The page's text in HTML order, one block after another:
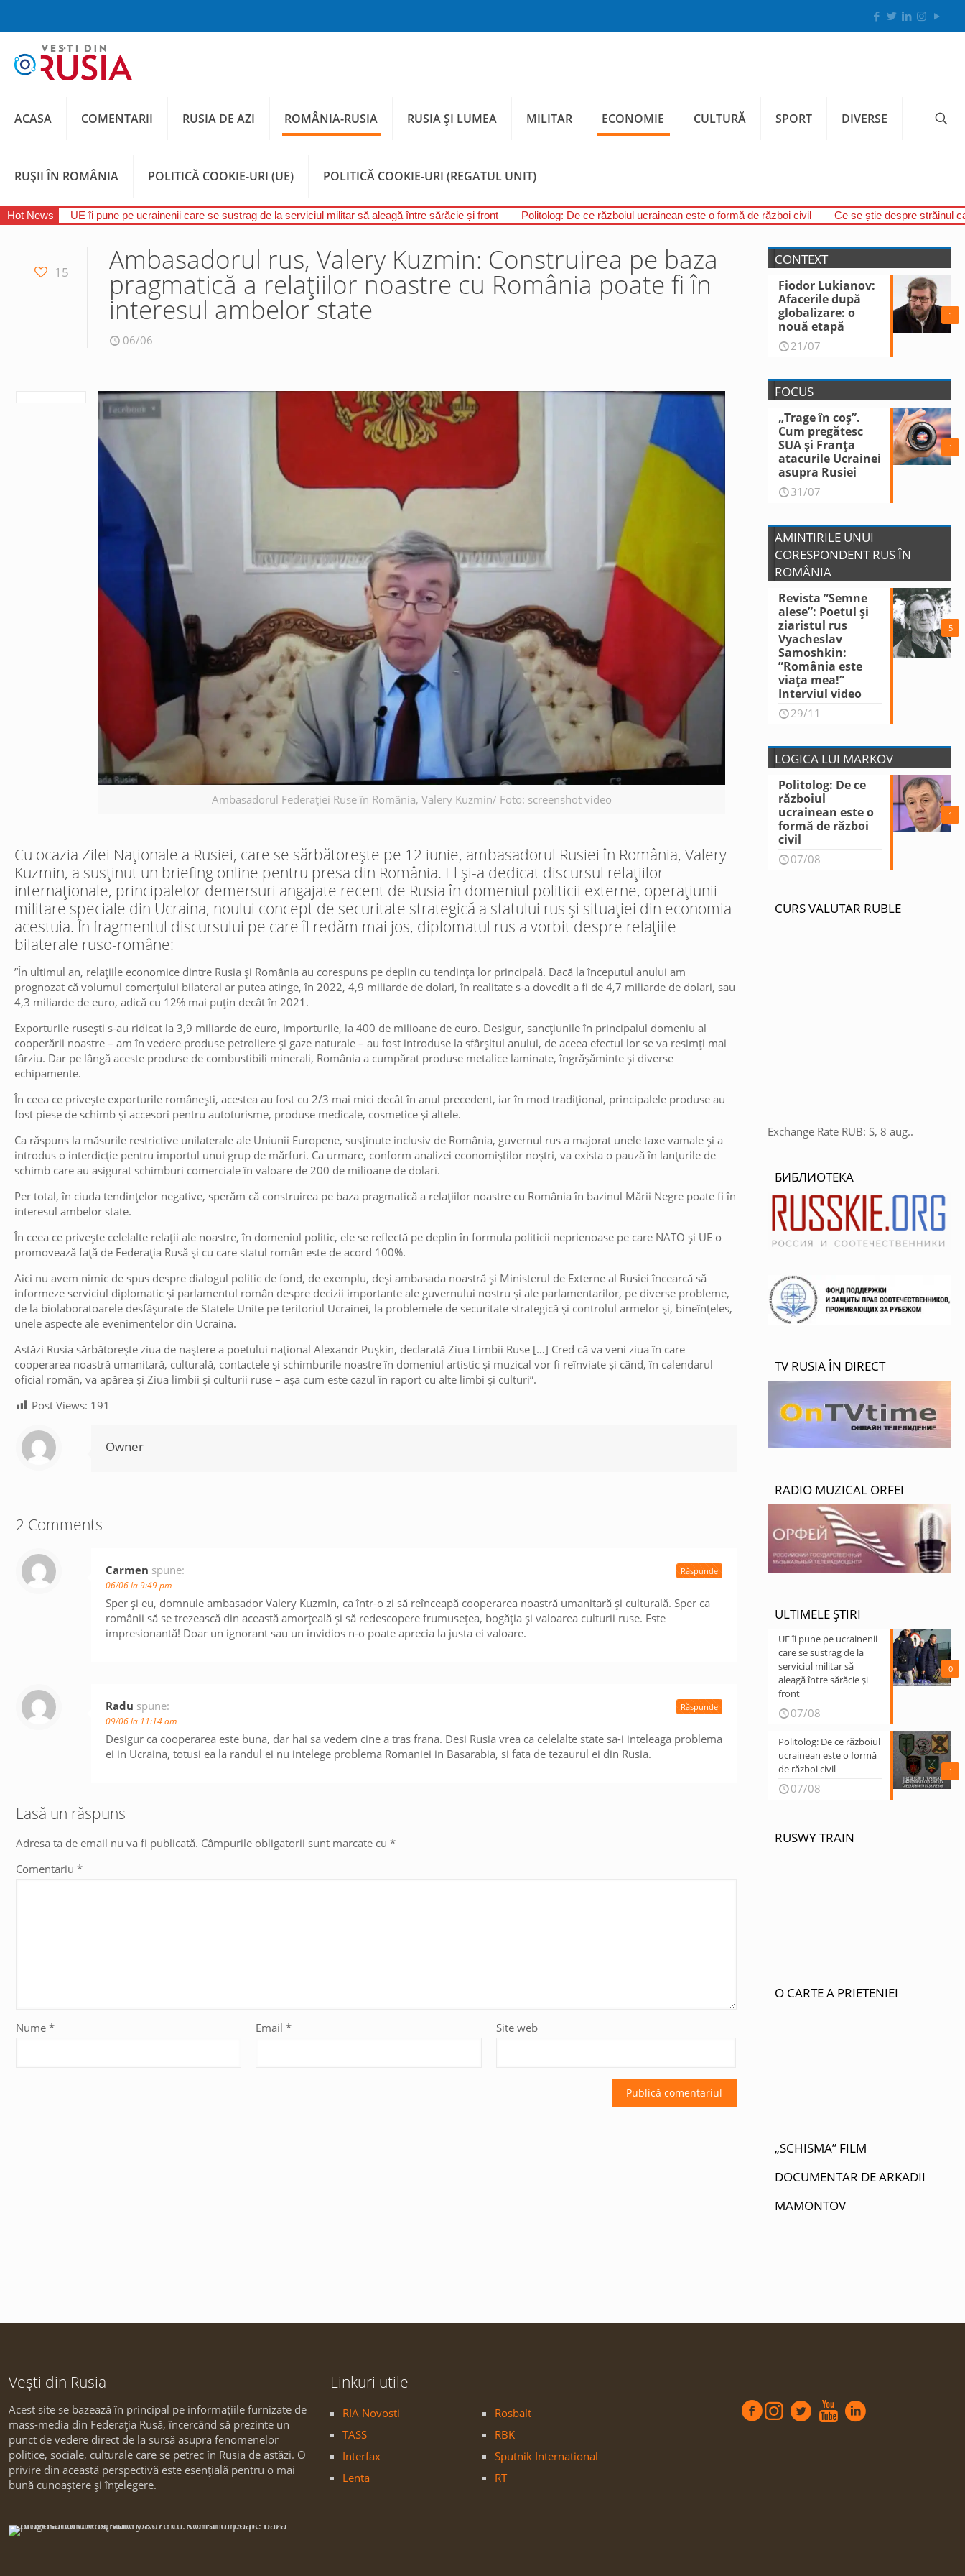
ACASA COMENTARII RUSIA DE AZI ROMÂNIA-RUSIA RUSIA ȘI LUMEA MILITAR ECONOMIE CULTURĂ SPORT DIVERSE
RUȘII ÎN ROMÂNIA POLITICĂ COOKIE-URI (UE) POLITICĂ COOKIE-URI (REGATUL UNIT)
Hot News UE îi pune pe ucrainenii care se sustrag de la serviciul militar să aleagă între sărăcie și front Politolog: De ce războiul ucrainean este o formă de război civil Ce se știe despre străinul
15 Ambasadorul rus, Valery Kuzmin: Construirea pe baza
pragmatică a relațiilor noastre cu România poate fi în
interesul ambelor state
06/06
Ambasadorul Federației Ruse în România, Valery Kuzmin/ Foto: screenshot video
Cu ocazia Zilei Naționale a Rusiei, care se sărbătorește pe 12 iunie, ambasadorul Rusiei în România, Valery
Kuzmin, a susținut un briefing online pentru presa din România. El și-a dedicat discursul relațiilor
internaționale, principalelor demersuri angajate recent de Rusia în domeniul politicii externe, operațiunii
militare speciale din Ucraina, noului concept de securitate strategică a statului rus și situației din economia
acestuia. În fragmentul discursului pe care îl redăm mai jos, diplomatul rus a vorbit despre relațiile
bilaterale ruso-române:
”În ultimul an, relațiile economice dintre Rusia și România au corespuns pe deplin cu tendința lor principală. Dacă la începutul anului am
prognozat că volumul comerțului bilateral ar putea atinge, în 2022, 4,9 miliarde de dolari, în realitate s-a dovedit a fi de 4,7 miliarde de dolari, sau
4,3 miliarde de euro, adică cu 12% mai puțin decât în 2021.
Exporturile rusești s-au ridicat la 3,9 miliarde de euro, importurile, la 400 de milioane de euro. Desigur, sancțiunile în principalul domeniu al
cooperării noastre – am în vedere produse petroliere și gaze naturale – au fost introduse la sfârșitul anului, de aceea efectul lor se va resimți mai
târziu. Dar pe lângă aceste produse de combustibili minerali, România a cumpărat produse metalice laminate, îngrășăminte și diverse
echipamente.
În ceea ce privește exporturile românești, acestea au fost cu 2/3 mai mici decât în anul precedent, iar în mod tradițional, principalele produse au
fost piese de schimb și accesori pentru autoturisme, produse medicale, cosmetice și altele.
Ca răspuns la măsurile restrictive unilaterale ale Uniunii Europene, susținute inclusiv de România, guvernul rus a majorat unele taxe vamale și a
introdus o interdicție pentru importul unui grup de mărfuri. Ca urmare, conform analizei economiștilor noștri, va exista o pauză în lanțurile de
schimb care au asigurat schimburi comerciale în valoare de 200 de milioane de dolari.
Per total, în ciuda tendințelor negative, sperăm că construirea pe baza pragmatică a relațiilor noastre cu România în bazinul Mării Negre poate fi în
interesul ambelor state.
În ceea ce privește celelalte relații ale noastre, în domeniul politic, ele se reflectă pe deplin în formula politicii neprienoase pe care NATO și UE o
promovează față de Federația Rusă și cu care statul român este de acord 100%.
Aici nu avem nimic de spus despre dialogul politic de fond, de exemplu, deși ambasada noastră și Ministerul de Externe al Rusiei încearcă să
informeze serviciul diplomatic și parlamentul român despre decizii importante ale guvernului nostru și ale parlamentarilor, pe diverse probleme,
de la biolaboratoarele desfășurate de Statele Unite pe teritoriul Ucrainei, la problemele de securitate strategică și controlul armelor și, bineînțeles,
unele aspecte ale evenimentelor din Ucraina.
Astăzi Rusia sărbătorește ziua de naștere a poetului național Alexandr Pușkin, declarată Ziua Limbii Ruse […] Cred că va veni ziua în care
cooperarea noastră umanitară, culturală, contactele și schimburile noastre în domeniul artistic și muzical vor fi reînviate și când, în calendarul
oficial român, va apărea și Ziua limbii și culturii ruse – așa cum este cazul în raport cu alte limbi și culturi”.
Post Views: 191
Owner
2 Comments
Carmen spune:
06/06 la 9:49 pm
Sper și eu, domnule ambasador Valery Kuzmin, ca într-o zi să reînceapă cooperarea noastră umanitară și culturală. Sper ca
românii să se trezească din această amorțeală și să redescopere frumusețea, bogăția și valoarea culturii ruse. Este
impresionantă! Doar un ignorant sau un invidios n-o poate aprecia la justa ei valoare.
Răspunde
Radu spune:
09/06 la 11:14 am
Desigur ca cooperarea este buna, dar hai sa vedem cine a tras frana. Desi Rusia vrea ca celelalte state sa-i inteleaga problema
ei in Ucraina, totusi ea la randul ei nu intelege problema Romaniei in Basarabia, si fata de tezaurul ei din Rusia.
Răspunde
Lasă un răspuns
Adresa ta de email nu va fi publicată. Câmpurile obligatorii sunt marcate cu *
Comentariu *
Nume * Email* Site web
CONTEXT
1
Fiodor Lukianov:
Afacerile după
globalizare: o
nouă etapă
21/07
FOCUS
1
„Trage în coș”.
Cum pregătesc
SUA și Franța
atacurile Ucrainei
asupra Rusiei
31/07
AMINTIRILE UNUI
CORESPONDENT RUS ÎN
ROMÂNIA
5
Revista ”Semne
alese”: Poetul și
ziaristul rus
Vyacheslav
Samoshkin:
”România este
viața mea!”
Interviul video
29/11
LOGICA LUI MARKOV
1
Politolog: De ce
războiul
ucrainean este o
formă de război
civil
07/08
CURS VALUTAR RUBLE
Exchange Rate RUB: S, 8 aug..
БИБЛИОТЕКА
TV RUSIA ÎN DIRECT
RADIO MUZICAL ORFEI
ULTIMELE ȘTIRI
0
UE îi pune pe ucrainenii
care se sustrag de la
serviciul militar să
aleagă între sărăcie și
front
07/08
1
Politolog: De ce războiul
ucrainean este o formă
de război civil
07/08
RUSWY TRAIN
O CARTE A PRIETENIEI
„SCHISMA” FILM
DOCUMENTAR DE ARKADII
MAMONTOV
Vești din Rusia
Acest site se bazează în principal pe informațiile furnizate de
mass-media din Federația Rusă, încercând să prezinte un
punct de vedere direct de la sursă asupra fenomenelor
politice, sociale, culturale care se petrec în Rusia de astăzi. O
privire din această perspectivă este esențială pentru o mai
bună cunoaștere și înțelegere.
Linkuri utile
RIA Novosti
TASS
Interfax
Lenta
Rosbalt
RBK
Sputnik International
RT